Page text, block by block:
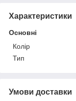
Характеристики
Основні
Колір
Тип
Умови доставки